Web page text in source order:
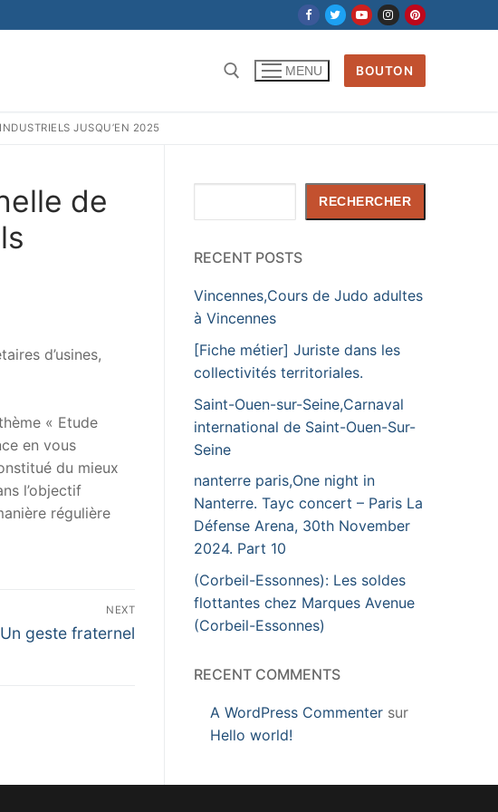
MENU BOUTON
JUSQU’EN 2025
de
d’usines,
« Etude
en vous
du mieux
l’objectif
régulière
NEXT
geste fraternel
RECHERCHER
RECENT POSTS
Vincennes,Cours de Judo adultes
à Vincennes
[Fiche métier] Juriste dans les
collectivités territoriales.
Saint-Ouen-sur-Seine,Carnaval
international de Saint-Ouen-Sur-
Seine
nanterre paris,One night in
Nanterre. Tayc concert – Paris La
Défense Arena, 30th November
2024. Part 10
(Corbeil-Essonnes): Les soldes
flottantes chez Marques Avenue
(Corbeil-Essonnes)
RECENT COMMENTS
A WordPress Commenter sur
Hello world!